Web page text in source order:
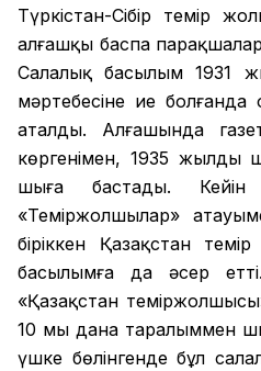
Түркістан-Сібір темір
алғашқы баспа
Салалық басылым 1931
мәртебесіне ие болғанда
аталды. Алғашында
көргенімен, 1935 жылдың
шыға бастады.
«Теміржолшылар»
біріккен Қазақстан
басылымға да әсер
«Қазақстан
10 мың дана таралыммен
үшке бөлінгенде бұл